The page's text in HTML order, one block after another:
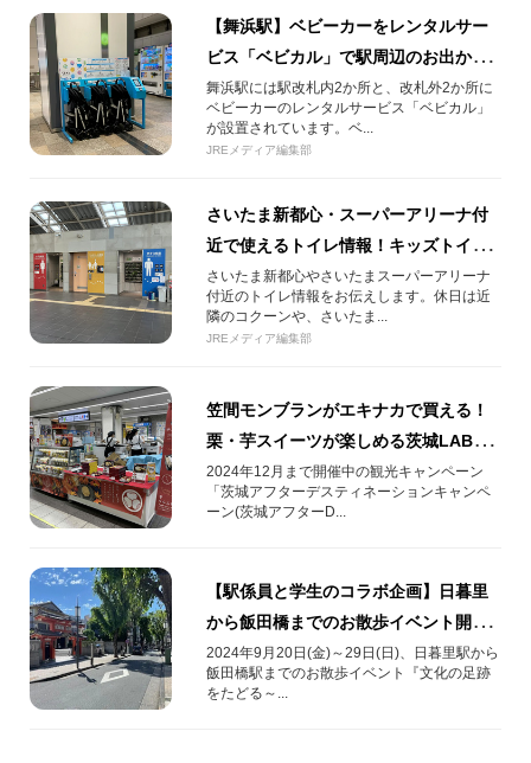
【舞浜駅】ベビーカーをレンタルサー
ビス「ベビカル」で駅周辺のお出かけ
をもっと便利に！
舞浜駅には駅改札内2か所と、改札外2か所に
ベビーカーのレンタルサービス「ベビカル」
が設置されています。ベ...
JREメディア編集部
さいたま新都心・スーパーアリーナ付
近で使えるトイレ情報！キッズトイレ
やほじょ犬トイレも
さいたま新都心やさいたまスーパーアリーナ
付近のトイレ情報をお伝えします。休日は近
隣のコクーンや、さいたま...
JREメディア編集部
笠間モンブランがエキナカで買える！
栗・芋スイーツが楽しめる茨城LABイ
ベントをご紹介
2024年12月まで開催中の観光キャンペーン
「茨城アフターデスティネーションキャンペ
ーン(茨城アフターD...
【駅係員と学生のコラボ企画】日暮里
から飯田橋までのお散歩イベント開
催！
2024年9月20日(金)～29日(日)、日暮里駅から
飯田橋駅までのお散歩イベント『文化の足跡
をたどる～...